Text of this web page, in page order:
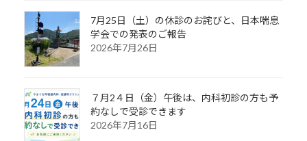
7月25日（土）の休診のお詫びと、日本喘息
学会での発表のご報告
2026年7月26日
７月2４日（金）午後は、内科初診の方も予
約なしで受診できます
2026年7月16日